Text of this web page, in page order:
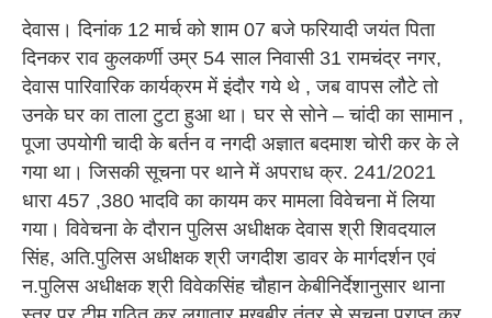
देवास। दिनांक 12 मार्च को शाम 07 बजे फरियादी जयंत पिता
दिनकर राव कुलकर्णी उम्र 54 साल निवासी 31 रामचंद्र नगर,
देवास पारिवारिक कार्यक्रम में इंदौर गये थे , जब वापस लौटे तो
उनके घर का ताला टुटा हुआ था। घर से सोने – चांदी का सामान ,
पूजा उपयोगी चादी के बर्तन व नगदी अज्ञात बदमाश चोरी कर के ले
गया था। जिसकी सूचना पर थाने में अपराध क्र. 241/2021
धारा 457 ,380 भादवि का कायम कर मामला विवेचना में लिया
गया। विवेचना के दौरान पुलिस अधीक्षक देवास श्री शिवदयाल
सिंह, अति.पुलिस अधीक्षक श्री जगदीश डावर के मार्गदर्शन एवं
न.पुलिस अधीक्षक श्री विवेकसिंह चौहान केबीनिर्देशानुसार थाना